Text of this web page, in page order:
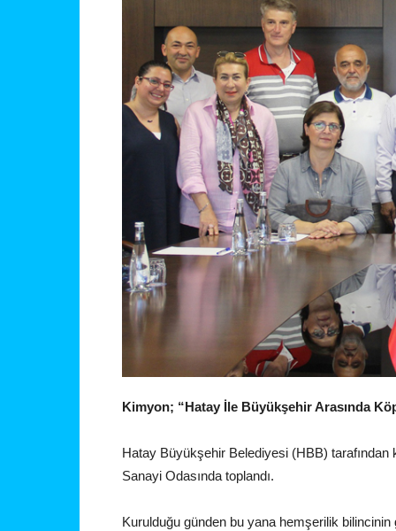
Kimyon; “Hatay İle Büyükşehir Arasında
Hatay Büyükşehir Belediyesi (HBB)
Sanayi Odasında toplandı.
Kurulduğu günden bu yana hemşerilik bilincinin